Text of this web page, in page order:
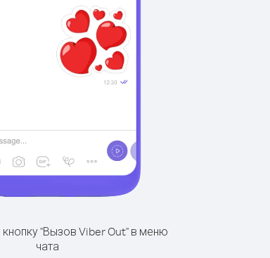
"Вызов Viber Out" в меню
чата